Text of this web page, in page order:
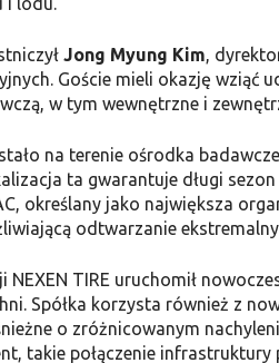
Jong Myung Kim,
Goście mieli okazję wziąć
w tym wewnętrzne i
na terenie ośrodka
ta gwarantuje długi
określany jako największa
odtwarzanie
NEXEN TIRE uruchomił
Spółka korzysta również z
o zróżnicowanym
takie połączenie